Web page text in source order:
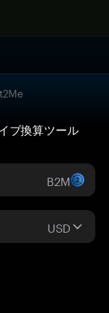
ブ換算ツール
B2M
USD